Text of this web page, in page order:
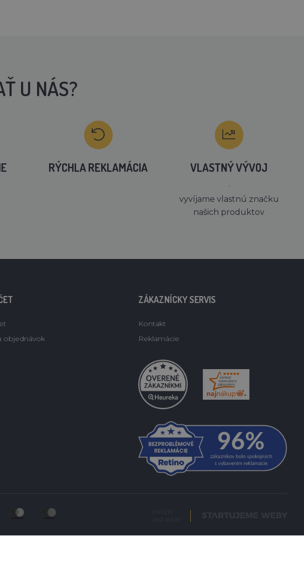
U NÁS?
RÝCHLA REKLAMÁCIA VLASTNÝ VÝVOJ
´
vyvíjame vlastnú značku
našich produktov
objednávok
ZÁKAZNÍCKY SERVIS
Kontakt
Reklamácie